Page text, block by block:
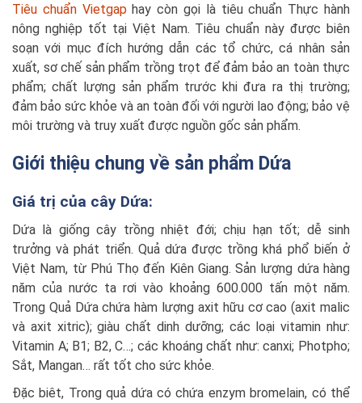
Tiêu chuẩn Vietgaphay còn gọi là tiêu chuẩn Thực hành
nông nghiệp tốt tại Việt Nam. Tiêu chuẩn này được biên
soạn với mục đích hướng dẫn các tổ chức, cá nhân sản
xuất, sơ chế sản phẩm trồng trọt để đảm bảo an toàn thực
phẩm; chất lượng sản phẩm trước khi đưa ra thị trường;
đảm bảo sức khỏe và an toàn đối với người lao động; bảo vệ
môi trường và truy xuất được nguồn gốc sản phẩm.
Giới thiệu chung về sản phẩm Dứa
Giá trị của cây Dứa:
Dứa là giống cây trồng nhiệt đới; chịu hạn tốt; dễ sinh
trưởng và phát triển. Quả dứa được trồng khá phổ biến ở
Việt Nam, từ Phú Thọ đến Kiên Giang. Sản lượng dứa hàng
năm của nước ta rơi vào khoảng 600.000 tấn một năm.
Trong Quả Dứa chứa hàm lượng axit hữu cơ cao (axit malic
và axit xitric); giàu chất dinh dưỡng; các loại vitamin như:
Vitamin A; B1; B2, C…; các khoáng chất như: canxi; Photpho;
Sắt, Mangan… rất tốt cho sức khỏe.
Đặc biêt, Trong quả dứa có chứa enzym bromelain, có thể